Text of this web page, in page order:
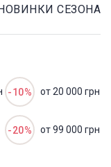
СЕЗОНА
-10% от 20 000 грн
-20% от 99 000 грн